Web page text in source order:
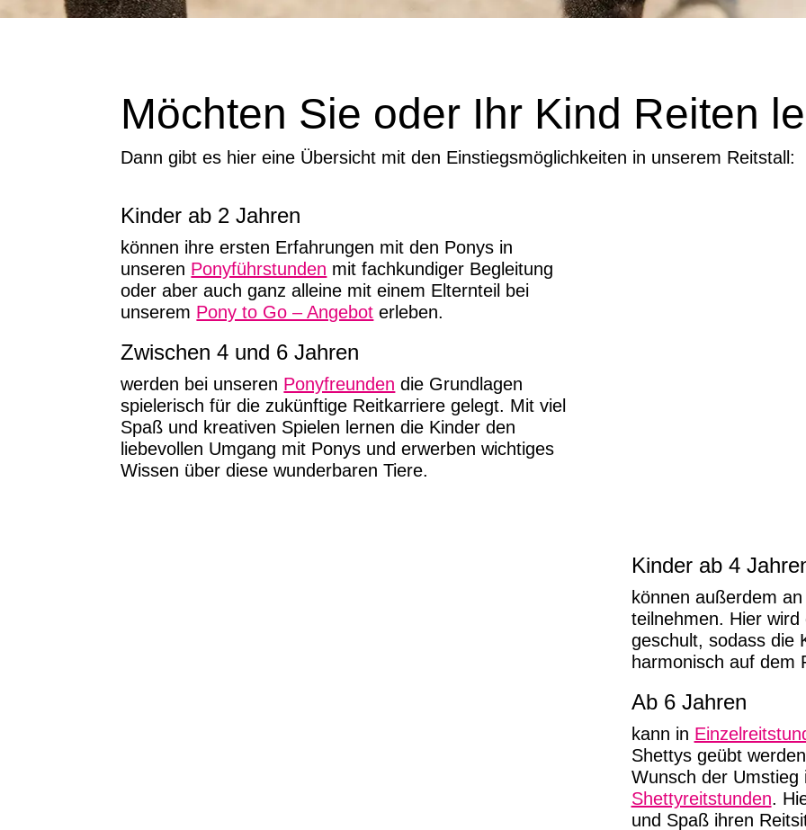
Möchten Sie oder Ihr Kind Reiten
Dann gibt es hier eine Übersicht mit den Einstiegsmöglichkeiten in unserem Reitstall:
Kinder ab 2 Jahren
können ihre ersten Erfahrungen mit den Ponys in
unseren Ponyführstunden mit fachkundiger Begleitung
oder aber auch ganz alleine mit einem Elternteil bei
unserem Pony to Go – Angebot erleben.
Zwischen 4 und 6 Jahren
werden bei unseren Ponyfreunden die Grundlagen
spielerisch für die zukünftige Reitkarriere gelegt. Mit viel
Spaß und kreativen Spielen lernen die Kinder den
liebevollen Umgang mit Ponys und erwerben wichtiges
Wissen über diese wunderbaren Tiere.
Kinder ab 4
können außerdem
teilnehmen. Hier
geschult, sodass die
harmonisch auf dem
Ab 6 Jahren
kann in
Shettys geübt
Wunsch der Umstieg
Shettyreitstunden.
und Spaß ihren